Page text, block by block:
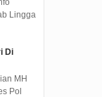
Lingga
Di
MH
Pol